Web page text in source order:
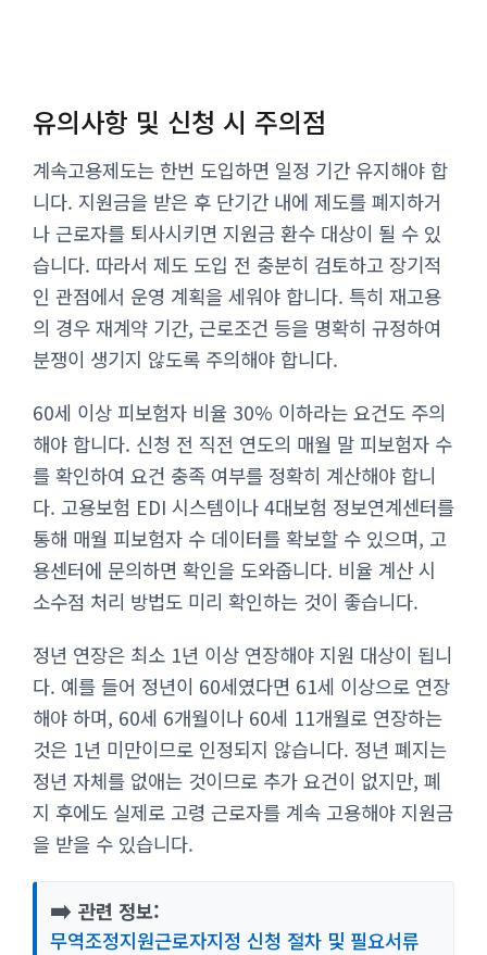
유의사항 및 신청 시 주의점
계속고용제도는 한번 도입하면 일정 기간 유지해야 합
니다. 지원금을 받은 후 단기간 내에 제도를 폐지하거
나 근로자를 퇴사시키면 지원금 환수 대상이 될 수 있
습니다. 따라서 제도 도입 전 충분히 검토하고 장기적
인 관점에서 운영 계획을 세워야 합니다. 특히 재고용
의 경우 재계약 기간, 근로조건 등을 명확히 규정하여
분쟁이 생기지 않도록 주의해야 합니다.
60세 이상 피보험자 비율 30% 이하라는 요건도 주의
해야 합니다. 신청 전 직전 연도의 매월 말 피보험자 수
를 확인하여 요건 충족 여부를 정확히 계산해야 합니
다. 고용보험 EDI 시스템이나 4대보험 정보연계센터를
통해 매월 피보험자 수 데이터를 확보할 수 있으며, 고
용센터에 문의하면 확인을 도와줍니다. 비율 계산 시
소수점 처리 방법도 미리 확인하는 것이 좋습니다.
정년 연장은 최소 1년 이상 연장해야 지원 대상이 됩니
다. 예를 들어 정년이 60세였다면 61세 이상으로 연장
해야 하며, 60세 6개월이나 60세 11개월로 연장하는
것은 1년 미만이므로 인정되지 않습니다. 정년 폐지는
정년 자체를 없애는 것이므로 추가 요건이 없지만, 폐
지 후에도 실제로 고령 근로자를 계속 고용해야 지원금
을 받을 수 있습니다.
➡️ 관련 정보:
무역조정지원근로자지정 신청 절차 및 필요서류